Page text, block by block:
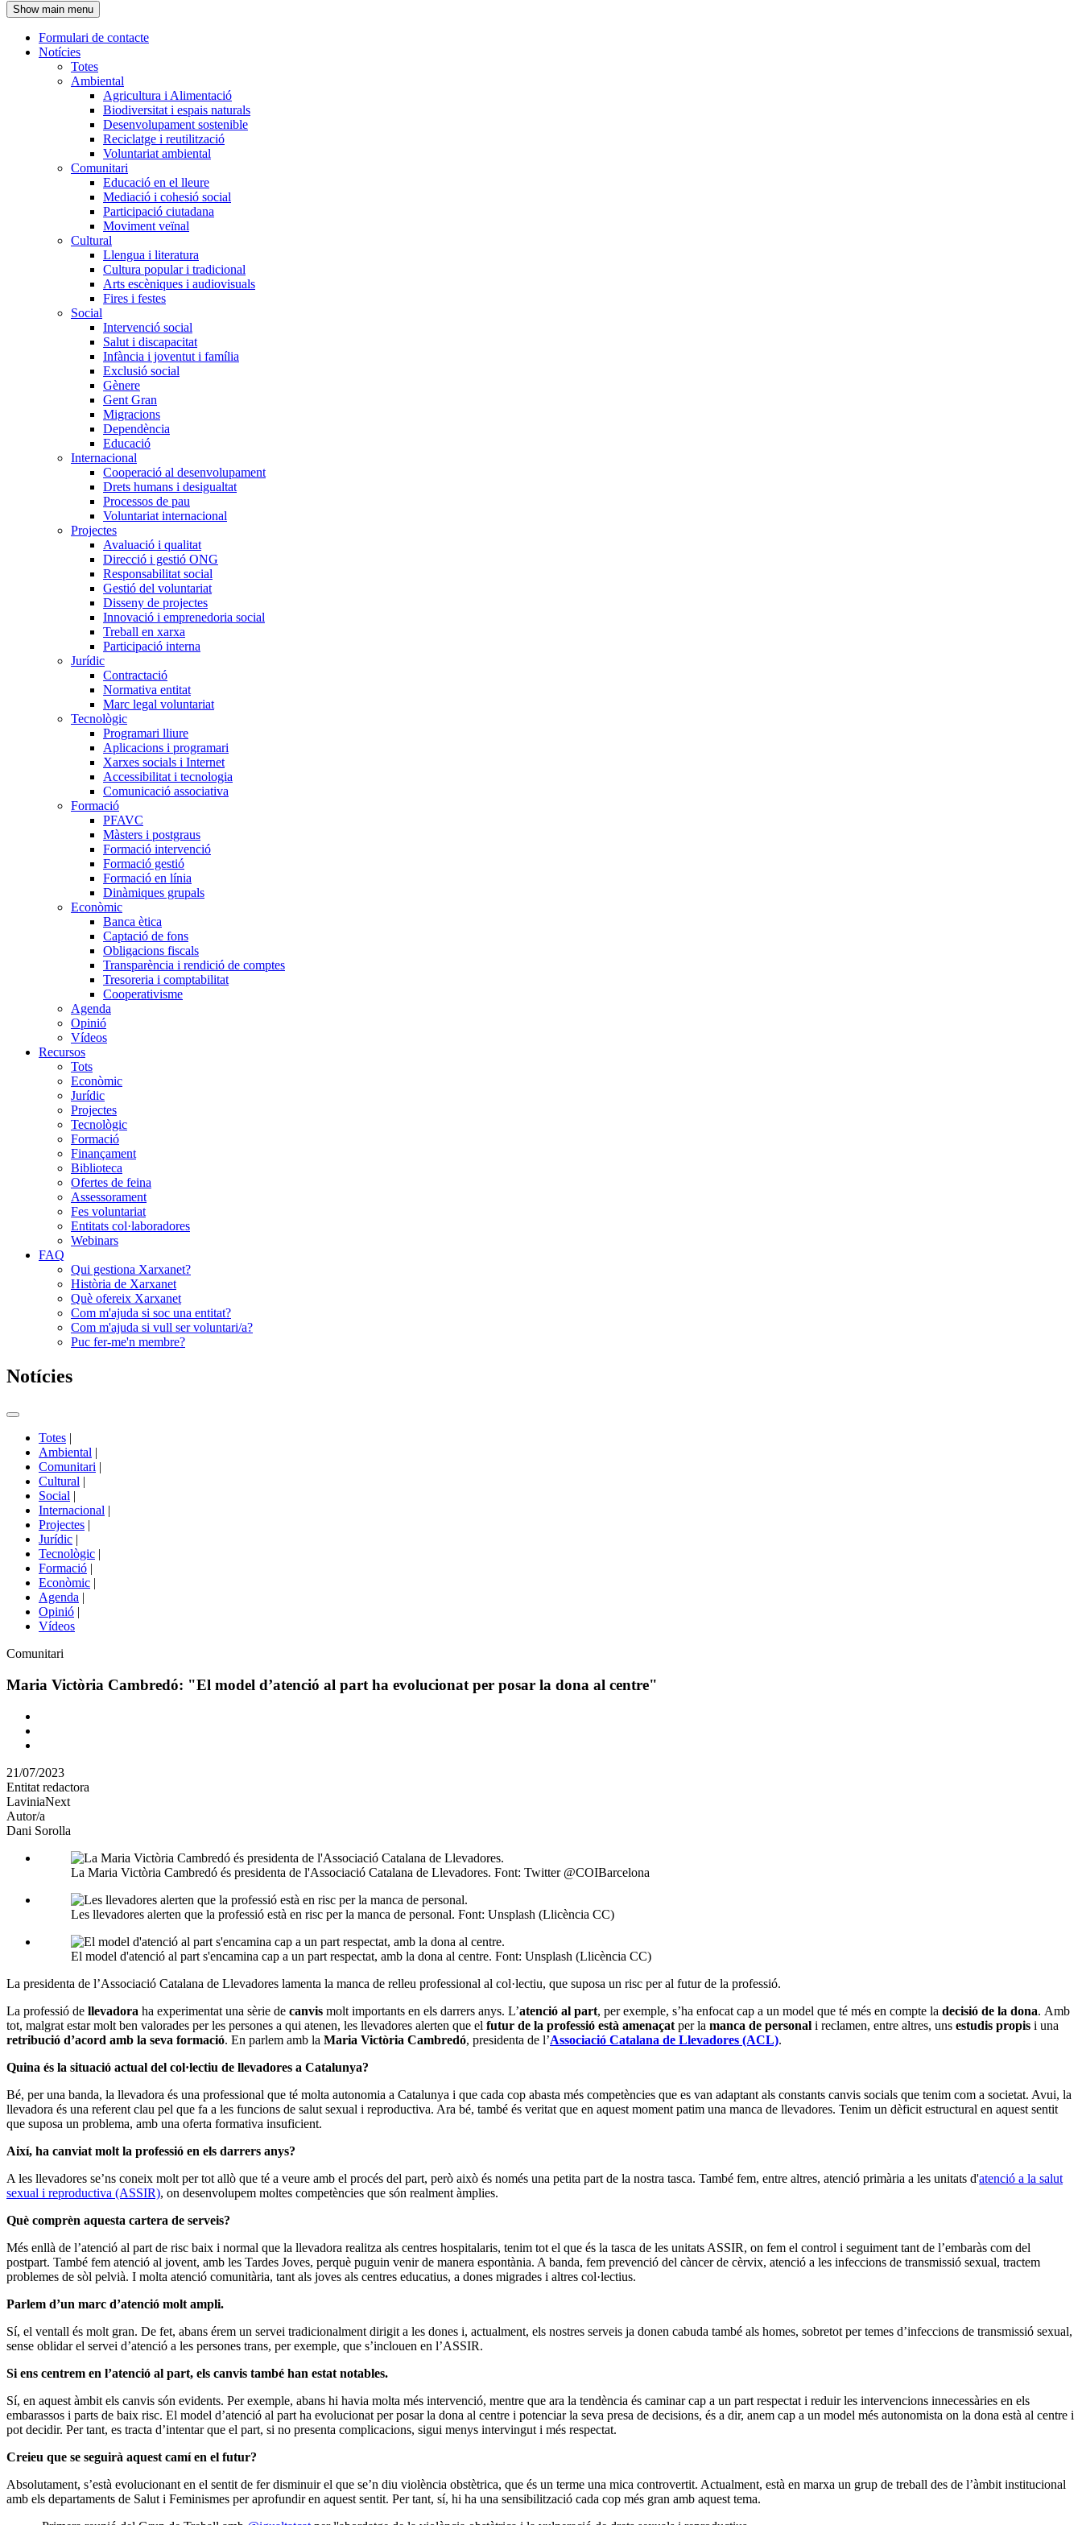
l'encapçalament
Show main menu
Navegació
principal
Formulari de contacte
Notícies
Totes
Ambiental
Agricultura i Alimentació
Biodiversitat i espais naturals
Desenvolupament sostenible
Reciclatge i reutilització
Voluntariat ambiental
Comunitari
Educació en el lleure
Mediació i cohesió social
Participació ciutadana
Moviment veïnal
Cultural
Llengua i literatura
Cultura popular i tradicional
Arts escèniques i audiovisuals
Fires i festes
Social
Intervenció social
Salut i discapacitat
Infància i joventut i família
Exclusió social
Gènere
Gent Gran
Migracions
Dependència
Educació
Internacional
Cooperació al desenvolupament
Drets humans i desigualtat
Processos de pau
Voluntariat internacional
Projectes
Avaluació i qualitat
Direcció i gestió ONG
Responsabilitat social
Gestió del voluntariat
Disseny de projectes
Innovació i emprenedoria social
Treball en xarxa
Participació interna
Jurídic
Contractació
Normativa entitat
Marc legal voluntariat
Tecnològic
Programari lliure
Aplicacions i programari
Xarxes socials i Internet
Accessibilitat i tecnologia
Comunicació associativa
Formació
PFAVC
Màsters i postgraus
Formació intervenció
Formació gestió
Formació en línia
Dinàmiques grupals
Econòmic
Banca ètica
Captació de fons
Obligacions fiscals
Transparència i rendició de comptes
Tresoreria i comptabilitat
Cooperativisme
Agenda
Opinió
Vídeos
Recursos
Tots
Econòmic
Jurídic
Projectes
Tecnològic
Formació
Finançament
Biblioteca
Ofertes de feina
Assessorament
Fes voluntariat
Entitats col·laboradores
Webinars
FAQ
Qui gestiona Xarxanet?
Història de Xarxanet
Què ofereix Xarxanet
Com m'ajuda si soc una entitat?
Com m'ajuda si vull ser voluntari/a?
Puc fer-me'n membre?
Notícies
Commutador
portals
Totes |
Ambiental |
Comunitari |
Cultural |
Social |
Internacional |
Projectes |
Jurídic |
Tecnològic |
Formació |
Econòmic |
Agenda |
Opinió |
Vídeos
Àmbit
la
Comunitari
Maria Victòria Cambredó: "El model d’atenció al part ha evolucionat per posar la dona al centre"
Comparteix
altres
xarxes
socials
21/07/2023
Entitat redactora
LaviniaNext
Autor/a
Dani Sorolla
La Maria Victòria Cambredó és presidenta de l'Associació Catalana de Llevadores. Font: Twitter @COIBarcelona
Les llevadores alerten que la professió està en risc per la manca de personal. Font: Unsplash (Llicència CC)
El model d'atenció al part s'encamina cap a un part respectat, amb la dona al centre. Font: Unsplash (Llicència CC)
La presidenta de l’Associació Catalana de Llevadores lamenta la manca de relleu professional al col·lectiu, que suposa un risc per al futur de la professió.
La professió de llevadora ha experimentat una sèrie de canvis molt importants en els darrers anys. L’atenció al part, per exemple, s’ha enfocat cap a un model que té més en compte la decisió de la dona. Amb
tot, malgrat estar molt ben valorades per les persones a qui atenen, les llevadores alerten que el futur de la professió està amenaçatper la manca de personal i reclamen, entre altres, uns estudis propis i una
retribució d’acord amb la seva formació. En parlem amb la Maria Victòria Cambredó, presidenta de l’Associació Catalana de Llevadores (ACL).
Quina és la situació actual del col·lectiu de llevadores a Catalunya?
Bé, per una banda, la llevadora és una professional que té molta autonomia a Catalunya i que cada cop abasta més competències que es van adaptant als constants canvis socials que tenim com a societat. Avui, la
llevadora és una referent clau pel que fa a les funcions de salut sexual i reproductiva. Ara bé, també és veritat que en aquest moment patim una manca de llevadores. Tenim un dèficit estructural en aquest sentit
que suposa un problema, amb una oferta formativa insuficient.
Així, ha canviat molt la professió en els darrers anys?
A les llevadores se’ns coneix molt per tot allò que té a veure amb el procés del part, però això és només una petita part de la nostra tasca. També fem, entre altres, atenció primària a les unitats d'atenció a la salut
sexual i reproductiva (ASSIR), on desenvolupem moltes competències que són realment àmplies.
Què comprèn aquesta cartera de serveis?
Més enllà de l’atenció al part de risc baix i normal que la llevadora realitza als centres hospitalaris, tenim tot el que és la tasca de les unitats ASSIR, on fem el control i seguiment tant de l’embaràs com del
postpart. També fem atenció al jovent, amb les Tardes Joves, perquè puguin venir de manera espontània. A banda, fem prevenció del càncer de cèrvix, atenció a les infeccions de transmissió sexual, tractem
problemes de sòl pelvià. I molta atenció comunitària, tant als joves als centres educatius, a dones migrades i altres col·lectius.
Parlem d’un marc d’atenció molt ampli.
Sí, el ventall és molt gran. De fet, abans érem un servei tradicionalment dirigit a les dones i, actualment, els nostres serveis ja donen cabuda també als homes, sobretot per temes d’infeccions de transmissió sexual,
sense oblidar el servei d’atenció a les persones trans, per exemple, que s’inclouen en l’ASSIR.
Si ens centrem en l’atenció al part, els canvis també han estat notables.
Sí, en aquest àmbit els canvis són evidents. Per exemple, abans hi havia molta més intervenció, mentre que ara la tendència és caminar cap a un part respectat i reduir les intervencions innecessàries en els
embarassos i parts de baix risc. El model d’atenció al part ha evolucionat per posar la dona al centre i potenciar la seva presa de decisions, és a dir, anem cap a un model més autonomista on la dona està al centre i
pot decidir. Per tant, es tracta d’intentar que el part, si no presenta complicacions, sigui menys intervingut i més respectat.
Creieu que se seguirà aquest camí en el futur?
Absolutament, s’està evolucionant en el sentit de fer disminuir el que se’n diu violència obstètrica, que és un terme una mica controvertit. Actualment, està en marxa un grup de treball des de l’àmbit institucional
amb els departaments de Salut i Feminismes per aprofundir en aquest sentit. Per tant, sí, hi ha una sensibilització cada cop més gran amb aquest tema.